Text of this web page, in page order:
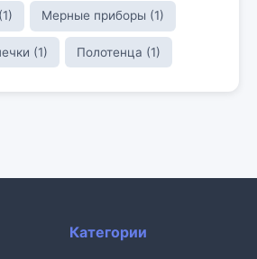
Мерные приборы (1)
(1) Полотенца (1)
Категории